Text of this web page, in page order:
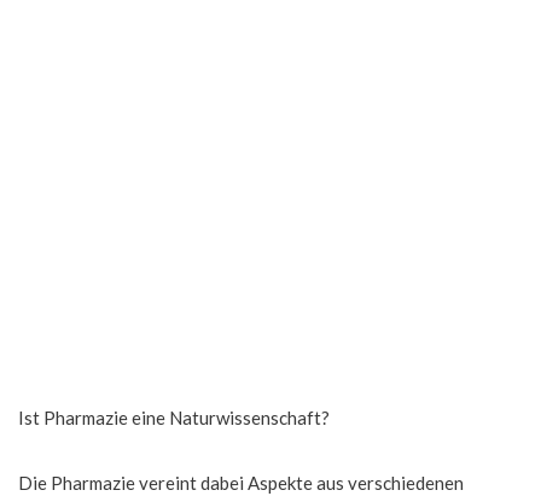
Ist Pharmazie eine Naturwissenschaft?
Die Pharmazie vereint dabei Aspekte aus verschiedenen